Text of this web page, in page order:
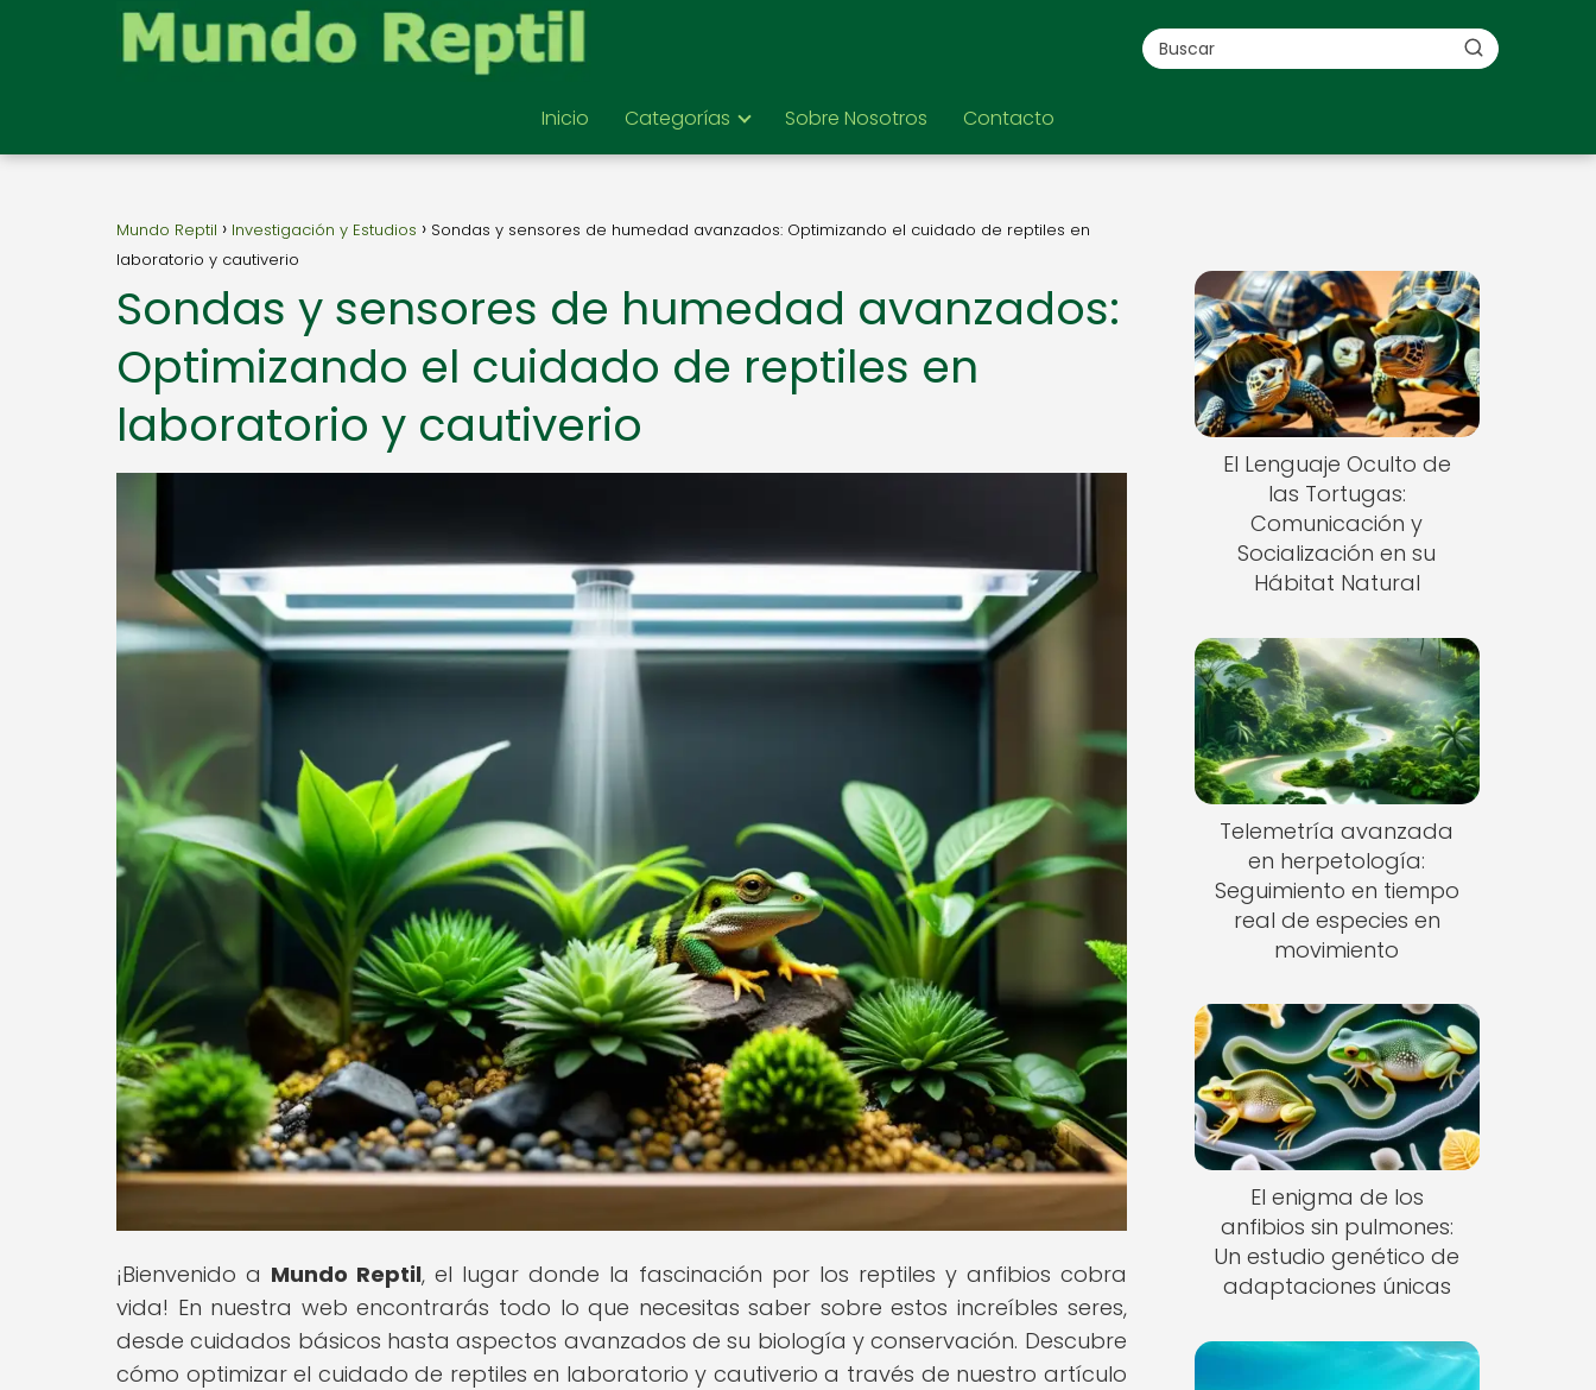
Inicio Categorías Sobre Nosotros Contacto
Mundo Reptil Investigación y Estudios
Sondas y sensores de humedad avanzados: Optimizando el cuidado de reptiles en
laboratorio y cautiverio
Sondas y sensores de humedad avanzados:
Optimizando el cuidado de reptiles en
laboratorio y cautiverio
¡Bienvenido a Mundo Reptil, el lugar donde la fascinación por los reptiles y anfibios cobra
vida! En nuestra web encontrarás todo lo que necesitas saber sobre estos increíbles seres,
desde cuidados básicos hasta aspectos avanzados de su biología y conservación. Descubre
cómo optimizar el cuidado de reptiles en laboratorio y cautiverio a través de nuestro artículo
El Lenguaje Oculto de
las Tortugas:
Comunicación y
Socialización en su
Hábitat Natural
Telemetría avanzada
en herpetología:
Seguimiento en tiempo
real de especies en
movimiento
El enigma de los
anfibios sin pulmones:
Un estudio genético de
adaptaciones únicas